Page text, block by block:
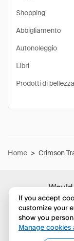
Shopping
Abbigliamento
Autonoleggio
Libri
Prodotti di bellezza
Home > Crimson
If you accept
customize your
show you
Manage